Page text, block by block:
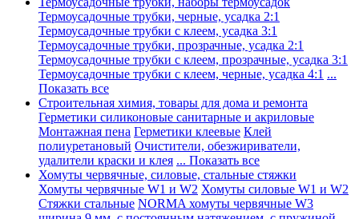
Термоусадочные трубки, черные, усадка 2:1
Термоусадочные трубки с клеем, усадка 3:1
Термоусадочные трубки, прозрачные, усадка 2:1
Термоусадочные трубки с клеем, прозрачные, усадка 3:1
Термоусадочные трубки с клеем, черные, усадка 4:1 ...
Показать все
Строительная химия, товары для дома и ремонта
Герметики силиконовые санитарные и акриловые
Монтажная пена Герметики клеевые Клей
полиуретановый Очистители, обезжириватели,
удалители краски и клея ... Показать все
Хомуты червячные, силовые, стальные стяжки
Хомуты червячные W1 и W2 Хомуты силовые W1 и W2
Стяжки стальные NORMA хомуты червячные W3